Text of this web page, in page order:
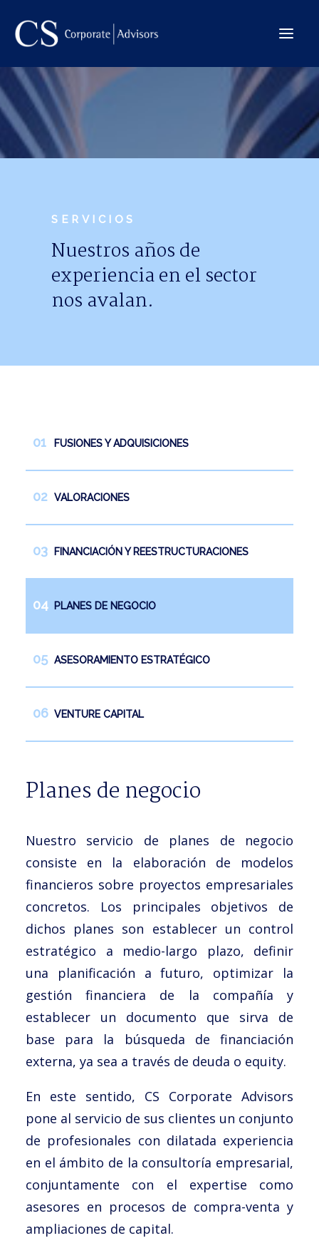
La Firma
Internacional
Servicios
Transacciones
CONTACTO →
SERVICIOS
Nuestros años de
experiencia en el sector
nos avalan.
FUSIONES Y ADQUISICIONES
VALORACIONES
FINANCIACIÓN Y REESTRUCTURACIONES
PLANES DE NEGOCIO
ASESORAMIENTO ESTRATÉGICO
VENTURE CAPITAL
Planes de negocio
Nuestro servicio de planes de negocio
consiste en la elaboración de modelos
financieros sobre proyectos empresariales
concretos. Los principales objetivos de
dichos planes son establecer un control
estratégico a medio-largo plazo, definir
una planificación a futuro, optimizar la
gestión financiera de la compañía y
establecer un documento que sirva de
base para la búsqueda de financiación
externa, ya sea a través de deuda o equity.
En este sentido, CS Corporate Advisors
pone al servicio de sus clientes un conjunto
de profesionales con dilatada experiencia
en el ámbito de la consultoría empresarial,
conjuntamente con el expertise como
asesores en procesos de compra-venta y
ampliaciones de capital.